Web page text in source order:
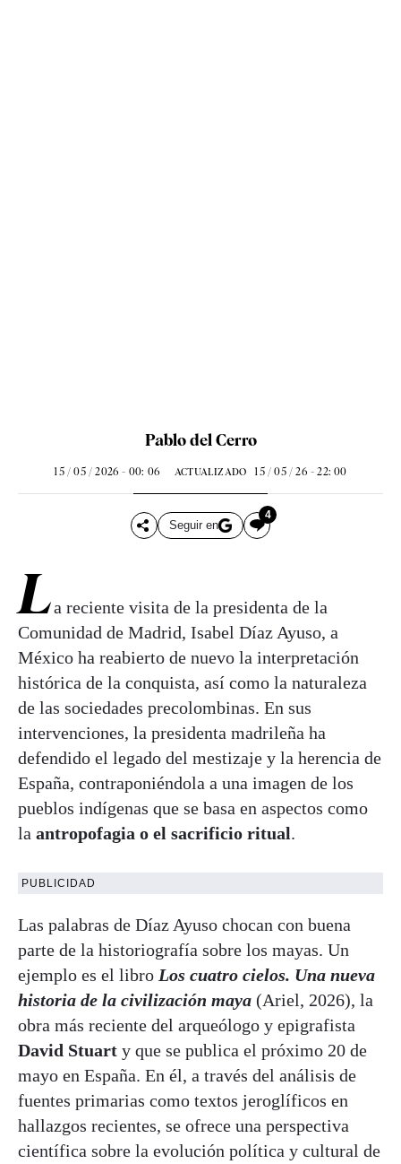
Pablo del Cerro
15 / 05 / 2026 - 00: 06 ACTUALIZADO 15 / 05 / 26 - 22: 00
Seguir en
4
La reciente visita de la presidenta de la
Comunidad de Madrid, Isabel Díaz Ayuso, a
México ha reabierto de nuevo la interpretación
histórica de la conquista, así como la naturaleza
de las sociedades precolombinas. En sus
intervenciones, la presidenta madrileña ha
defendido el legado del mestizaje y la herencia de
España, contraponiéndola a una imagen de los
pueblos indígenas que se basa en aspectos como
la antropofagia o el sacrificio ritual.
PUBLICIDAD
Las palabras de Díaz Ayuso chocan con buena
parte de la historiografía sobre los mayas. Un
ejemplo es el libro Los cuatro cielos. Una nueva
historia de la civilización maya (Ariel, 2026), la
obra más reciente del arqueólogo y epigrafista
David Stuart y que se publica el próximo 20 de
mayo en España. En él, a través del análisis de
fuentes primarias como textos jeroglíficos en
hallazgos recientes, se ofrece una perspectiva
científica sobre la evolución política y cultural de